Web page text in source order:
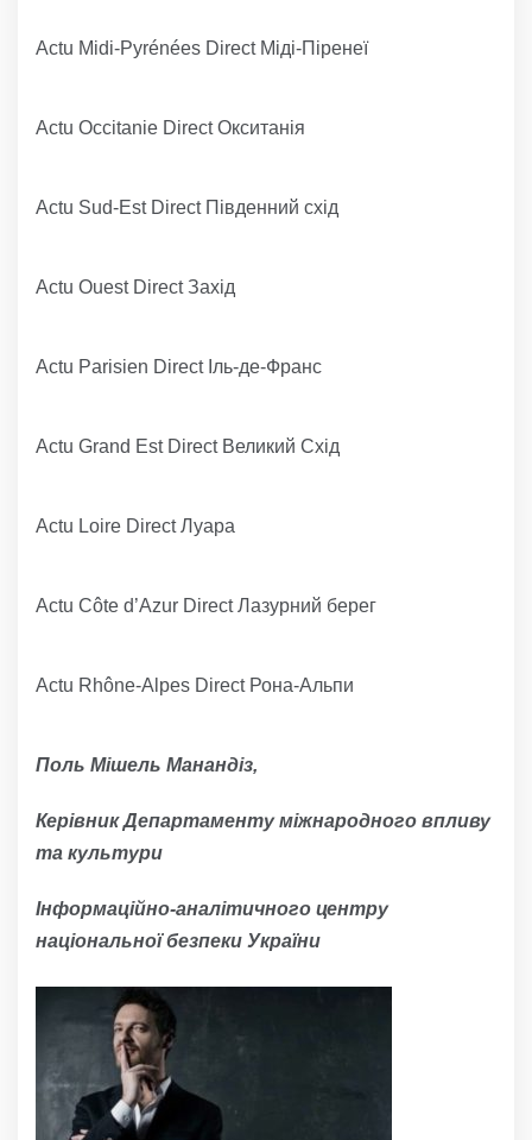
Actu Midi-Pyrénées Direct Міді-Піренеї
Actu Occitanie Direct Окситанія
Actu Sud-Est Direct Південний схід
Actu Ouest Direct Захід
Actu Parisien Direct Іль-де-Франс
Actu Grand Est Direct Великий Схід
Actu Loire Direct Луара
Actu Côte d’Azur Direct Лазурний берег
Actu Rhône-Alpes Direct Рона-Альпи
Поль Мішель Манандіз,
Керівник Департаменту міжнародного впливу
та культури
Інформаційно-аналітичного центру
національної безпеки України